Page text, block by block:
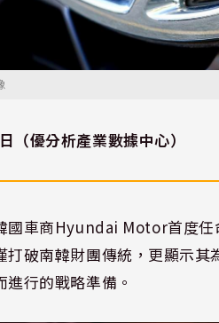
（優分析產業數據中心）
國車商Hyundai Motor首度任
打破南韓財團傳統，更顯示
進行的戰略準備。